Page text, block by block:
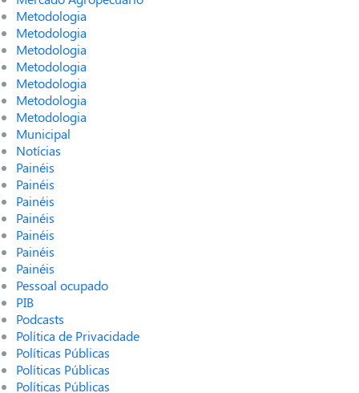
Metodologia
Metodologia
Metodologia
Metodologia
Metodologia
Metodologia
Metodologia
Municipal
Notícias
Painéis
Painéis
Painéis
Painéis
Painéis
Painéis
Painéis
Pessoal ocupado
PIB
Podcasts
Política de Privacidade
Políticas Públicas
Políticas Públicas
Políticas Públicas